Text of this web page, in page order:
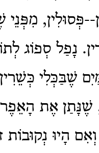
פְּסוּלִין,
נָפַל סְפוֹג
שֶׁבַּכְּלִי
אֶת
הָיוּ נְקוּבוֹת